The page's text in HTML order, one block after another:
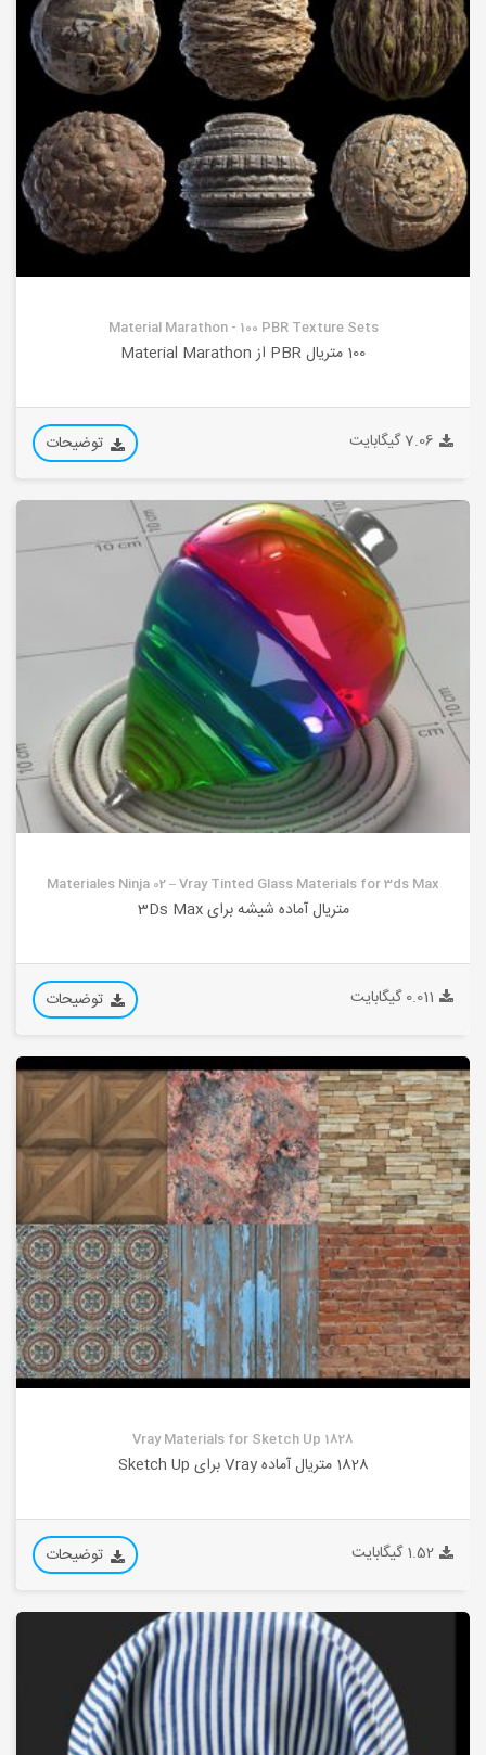
Material Marathon - 100 PBR Texture Sets
100 متریال PBR از Material Marathon
7.06 گیگابایت توضیحات
Materiales Ninja 02 – Vray Tinted Glass Materials for 3ds Max
متریال آماده شیشه برای 3Ds Max
0.011 گیگابایت توضیحات
1828 Vray Materials for Sketch Up
1828 متریال آماده Vray برای Sketch Up
1.52 گیگابایت توضیحات